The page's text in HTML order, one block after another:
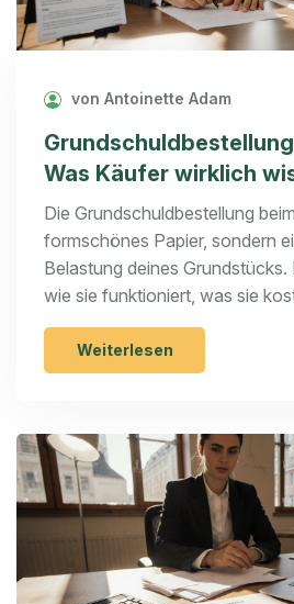
von Antoinette Adam
Was Käufer wirklich
Die Grundschuldbestellung
formschönes Papier, sondern
Belastung deines Grundstücks.
wie sie funktioniert, was sie
sie nach der Tilgung aktiv
Weiterlesen